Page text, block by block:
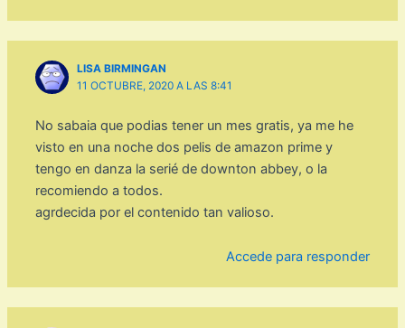
LISA BIRMINGAN
11 OCTUBRE, 2020 A LAS 8:41
No sabaia que podias tener un mes gratis, ya me he
visto en una noche dos pelis de amazon prime y
tengo en danza la serié de downton abbey, o la
recomiendo a todos.
agrdecida por el contenido tan valioso.
Accede para responder